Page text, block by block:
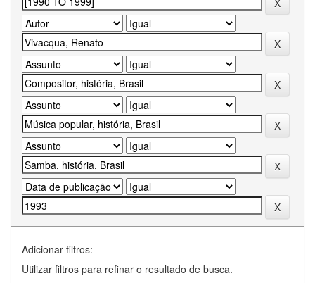
Adicionar filtros:
Utilizar filtros para refinar o resultado de busca.